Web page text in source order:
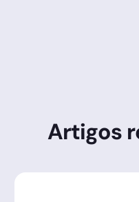
Artigos